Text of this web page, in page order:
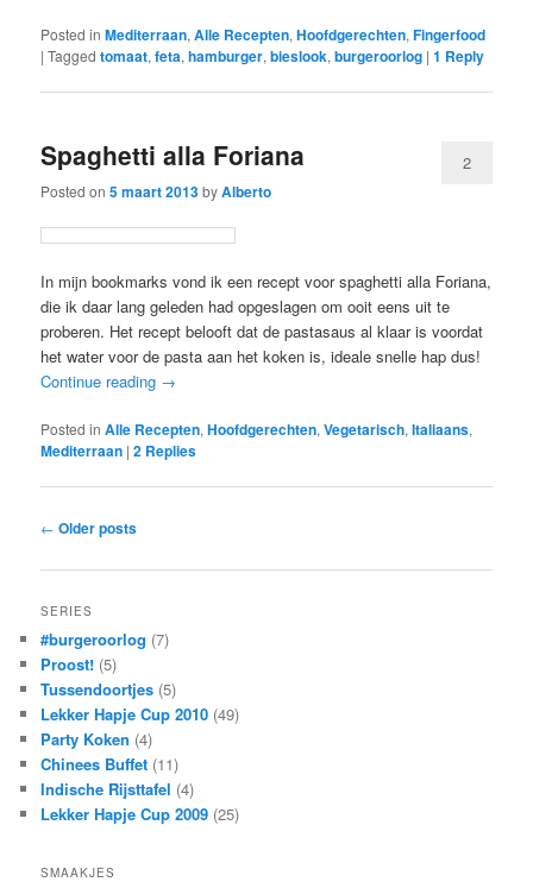
Posted in Mediterraan,Alle Recepten,Hoofdgerechten,Fingerfood
|Tagged tomaat,feta,hamburger,bieslook,burgeroorlog |1 Reply
Spaghetti alla Foriana
Posted on5 maart 2013byAlberto
2
In mijn bookmarks vond ik een recept voor spaghetti alla Foriana,
die ik daar lang geleden had opgeslagen om ooit eens uit te
proberen. Het recept belooft dat de pastasaus al klaar is voordat
het water voor de pasta aan het koken is, ideale snelle hap dus!
Continue reading →
Posted in Alle Recepten,Hoofdgerechten,Vegetarisch,Italiaans,
Mediterraan |2 Replies
Post
← Older posts
SERIES
#burgeroorlog (7)
Proost! (5)
Tussendoortjes (5)
Lekker Hapje Cup 2010 (49)
Party Koken (4)
Chinees Buffet (11)
Indische Rijsttafel (4)
Lekker Hapje Cup 2009 (25)
SMAAKJES